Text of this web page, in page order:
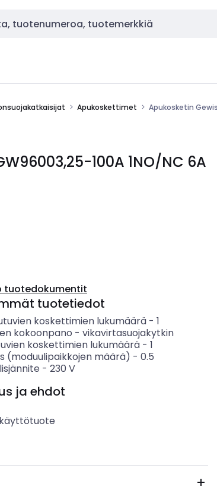
Apukoskettimet Apukosketin
100A 1NO/NC 6A
tuotedokumentit
tuotetiedot
koskettimien lukumäärä- 1
kokoonpano - vikavirtasuojakytkin
koskettimien lukumäärä- 1
(moduulipaikkojen määrä) - 0.5
- 230 V
ja ehdot